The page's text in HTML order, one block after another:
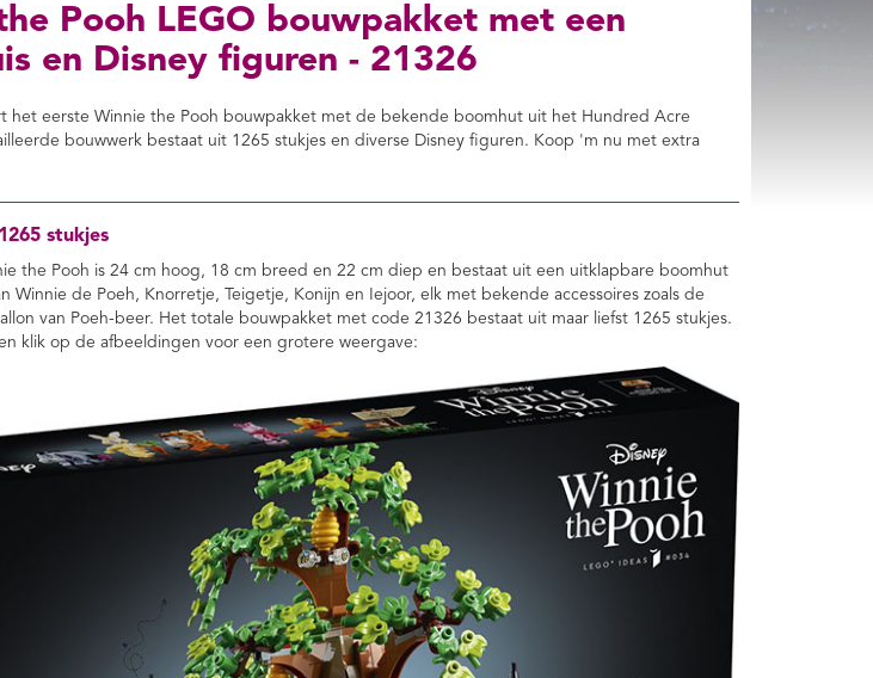
Pooh LEGO bouwpakket met een
en Disney figuren - 21326
het eerste Winnie the Pooh bouwpakket met de bekende boomhut uit het Hundred Acre
bouwwerk bestaat uit 1265 stukjes en diverse Disney figuren. Koop 'm nu met extra
stukjes
the Pooh is 24 cm hoog, 18 cm breed en 22 cm diep en bestaat uit een uitklapbare boomhut
Winnie de Poeh, Knorretje, Teigetje, Konijn en Iejoor, elk met bekende accessoires zoals de
van Poeh-beer. Het totale bouwpakket met code 21326 bestaat uit maar liefst 1265 stukjes.
klik op de afbeeldingen voor een grotere weergave: